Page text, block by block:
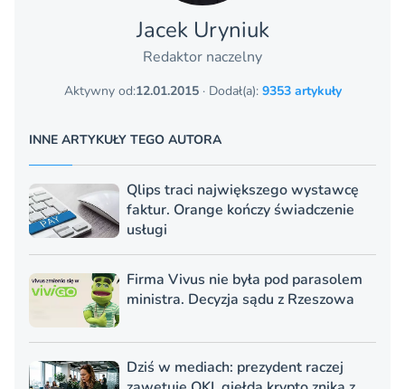
Jacek Uryniuk
Redaktor naczelny
Aktywny od:12.01.2015· Dodał(a): 9353 artykuły
INNE ARTYKUŁY TEGO AUTORA
Qlips traci największego wystawcę
faktur. Orange kończy świadczenie
usługi
Firma Vivus nie była pod parasolem
ministra. Decyzja sądu z Rzeszowa
Dziś w mediach: prezydent raczej